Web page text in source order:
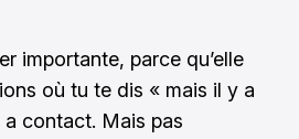
importante, parce qu’elle
où tu te dis « mais il y a
contact. Mais pas